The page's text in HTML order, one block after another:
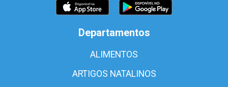
Departamentos
ALIMENTOS
ARTIGOS NATALINOS